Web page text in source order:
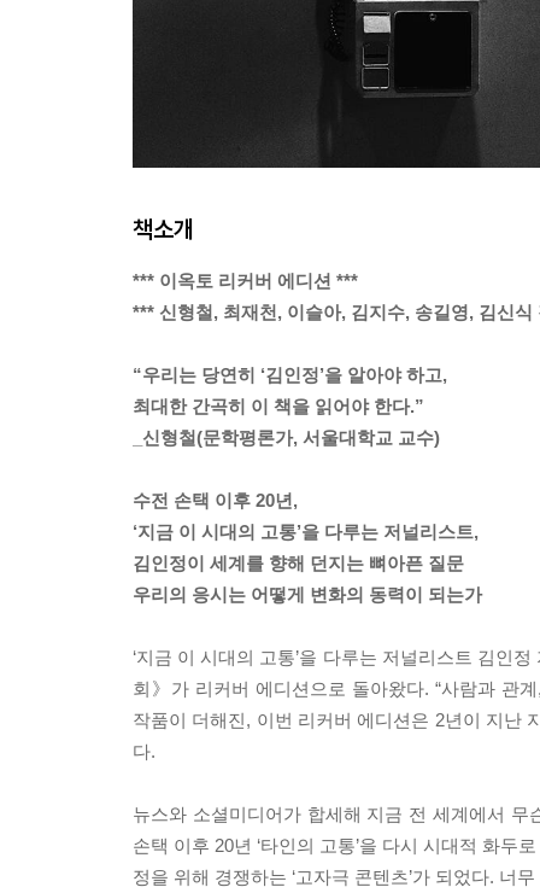
책소개
*** 이옥토 리커버 에디션 ***
*** 신형철, 최재천, 이슬아, 김지수, 송길영, 김신식
“우리는 당연히 ‘김인정’을 알아야 하고,
최대한 간곡히 이 책을 읽어야 한다.”
_신형철(문학평론가, 서울대학교 교수)
수전 손택 이후 20년,
‘지금 이 시대의 고통’을 다루는 저널리스트,
김인정이 세계를 향해 던지는 뼈아픈 질문
우리의 응시는 어떻게 변화의 동력이 되는가
‘지금 이 시대의 고통’을 다루는 저널리스트 김인
회》가 리커버 에디션으로 돌아왔다. “사람과 관
작품이 더해진, 이번 리커버 에디션은 2년이 지난
다.
뉴스와 소셜미디어가 합세해 지금 전 세계에서
손택 이후 20년 ‘타인의 고통’을 다시 시대적 화
정을 위해 경쟁하는 ‘고자극 콘텐츠’가 되었다. 너